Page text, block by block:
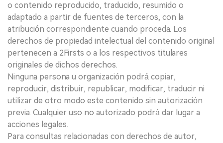
o contenido reproducido, traducido, resumido o
adaptado a partir de fuentes de terceros, con la
atribución correspondiente cuando proceda. Los
derechos de propiedad intelectual del contenido original
pertenecen a 2Firsts o a los respectivos titulares
originales de dichos derechos.
Ninguna persona u organización podrá copiar,
reproducir, distribuir, republicar, modificar, traducir ni
utilizar de otro modo este contenido sin autorización
previa. Cualquier uso no autorizado podrá dar lugar a
acciones legales.
Para consultas relacionadas con derechos de autor,